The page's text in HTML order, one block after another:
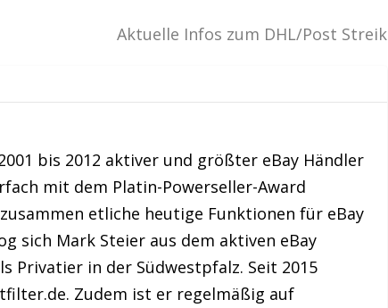
Aktuelle Infos zum DHL/Post Streik
bis 2012 aktiver und größter eBay Händler
mit dem Platin-Powerseller-Award
etliche heutige Funktionen für eBay
sich Mark Steier aus dem aktiven eBay
Privatier in der Südwestpfalz. Seit 2015
Zudem ist er regelmäßig auf